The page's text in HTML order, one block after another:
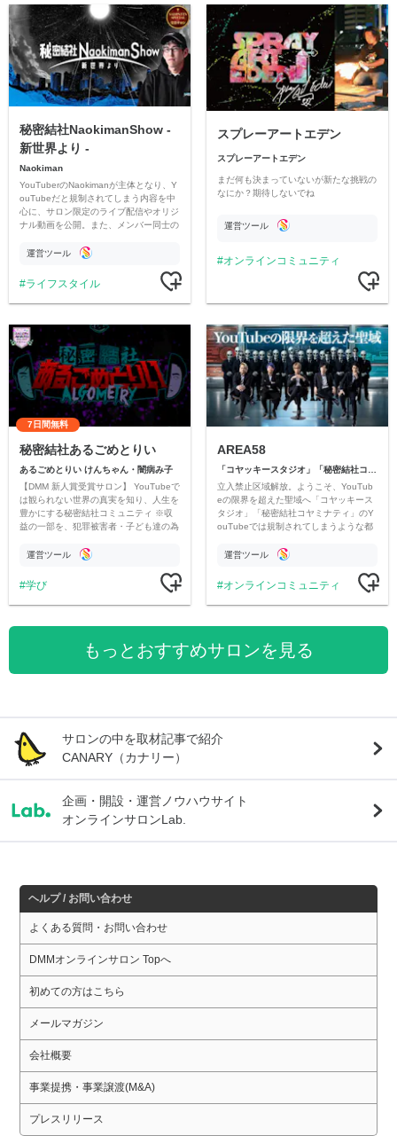
秘密結社NaokimanShow -
新世界より -
Naokiman
YouTuberのNaokimanが主体となり、Y
ouTubeだと規制されてしまう内容を中
心に、サロン限定のライブ配信やオリジ
ナル動画を公開。また、メンバー同士の
ただいています。
運営ツール
ライフスタイル
スプレーアートエデン
スプレーアートエデン
まだ何も決まっていないが新たな挑戦の
なにか？期待しないでね
運営ツール
オンラインコミュニティ
7日間無料
秘密結社あるごめとりい
あるごめとりい けんちゃん・闇病み子
【DMM 新人賞受賞サロン】 YouTubeで
は観られない世界の真実を知り、人生を
豊かにする秘密結社コミュニティ ※収
益の一部を、犯罪被害者・子ども達の為
す運営ツール
学び
AREA58
立入禁止区域解放。ようこそ、YouTub
eの限界を超えた聖域へ「コヤッキース
タジオ」「秘密結社コヤミナティ」のY
ouTubeでは規制されてしまうような都
公開。
運営ツール
オンラインコミュニティ
もっとおすすめサロンを見る
サロンの中を取材記事で紹介
CANARY（カナリー）
企画・開設・運営ノウハウサイト
オンラインサロンLab.
ヘルプ / お問い合わせ
よくある質問・お問い合わせ
DMMオンラインサロン Topへ
初めての方はこちら
メールマガジン
会社概要
事業提携・事業譲渡(M&A)
プレスリリース